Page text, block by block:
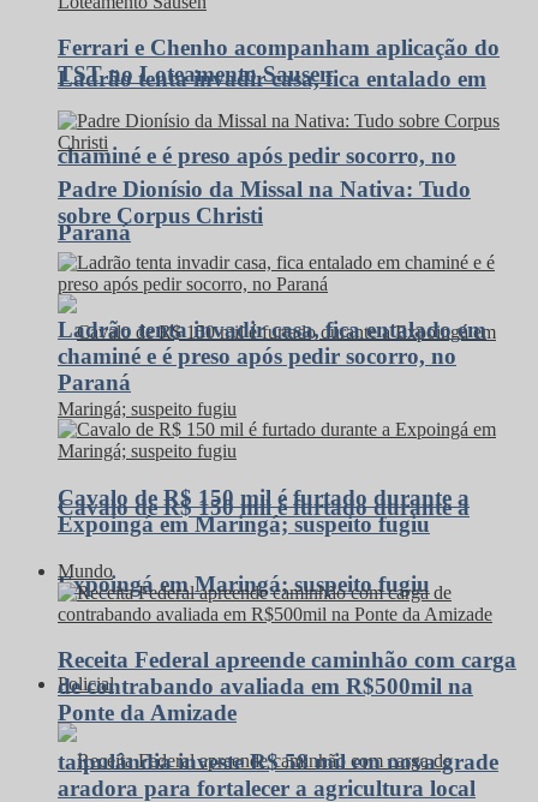
Ladrão tenta invadir casa, fica entalado em
chaminé e é preso após pedir socorro, no
Paraná
Cavalo de R$ 150 mil é furtado durante a
Expoingá em Maringá; suspeito fugiu
Policial
Ferrari e Chenho acompanham aplicação do
TST no Loteamento Sausen
Padre Dionísio da Missal na Nativa: Tudo
sobre Corpus Christi
Ladrão tenta invadir casa, fica entalado em
chaminé e é preso após pedir socorro, no
Paraná
Cavalo de R$ 150 mil é furtado durante a
Expoingá em Maringá; suspeito fugiu
Mundo
Receita Federal apreende caminhão com carga
de contrabando avaliada em R$500mil na
Ponte da Amizade
taipulândia investe R$ 58 mil em nova grade
aradora para fortalecer a agricultura local